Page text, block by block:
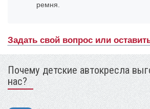
ремня.
Задать свой вопрос или
Почему детские автокресла
нас?